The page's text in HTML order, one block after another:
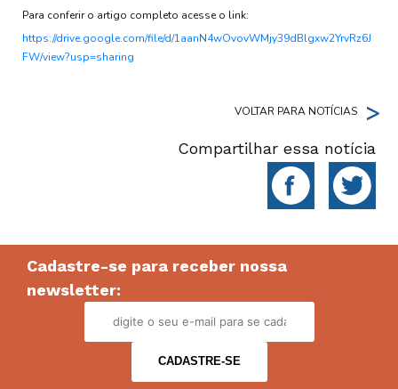
Para conferir o artigo completo acesse o link:
https://drive.google.com/file/d/1aanN4wOvovWMjy39dBlgxw2YrvRz6J
FW/view?usp=sharing
VOLTAR PARA NOTÍCIAS >
Compartilhar essa notícia
Cadastre-se para receber nossa
newsletter: